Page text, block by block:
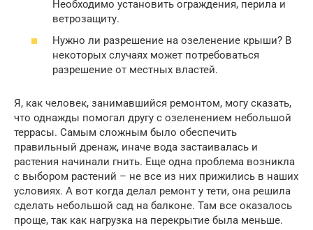
Необходимо установить ограждения, перила и
ветрозащиту.
Нужно ли разрешение на озеленение крыши? В
некоторых случаях может потребоваться
разрешение от местных властей.
Я, как человек, занимавшийся ремонтом, могу сказать,
что однажды помогал другу с озеленением небольшой
террасы. Самым сложным было обеспечить
правильный дренаж, иначе вода застаивалась и
растения начинали гнить. Еще одна проблема возникла
с выбором растений – не все из них прижились в наших
условиях. А вот когда делал ремонт у тети, она решила
сделать небольшой сад на балконе. Там все оказалось
проще, так как нагрузка на перекрытие была меньше.